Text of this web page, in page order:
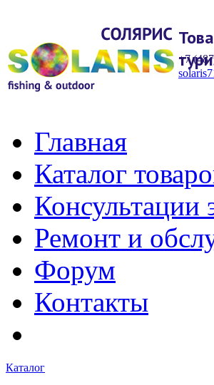
+7
Главная
Каталог
Консультации
Ремонт и
Форум
Контакты
Каталог